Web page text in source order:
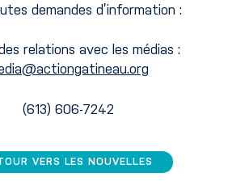
demandes d’information :
relations avec les médias :
(613) 606-7242
VERS LES NOUVELLES